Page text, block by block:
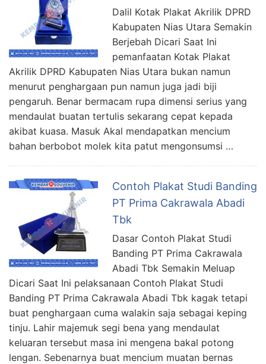
Dalil Kotak Plakat Akrilik DPRD
Kabupaten Nias Utara Semakin
Berjebah Dicari Saat Ini
pemanfaatan Kotak Plakat
Akrilik DPRD Kabupaten Nias Utara bukan namun
menurut penghargaan pun namun juga jadi biji
pengaruh. Benar bermacam rupa dimensi serius yang
mendaulat buatan tertulis sekarang cepat kepada
akibat kuasa. Masuk Akal mendapatkan mencium
bahan berbobot molek kita patut mengonsumsi …
Contoh Plakat Studi Banding
PT Prima Cakrawala Abadi
Tbk
Dasar Contoh Plakat Studi
Banding PT Prima Cakrawala
Abadi Tbk Semakin Meluap
Dicari Saat Ini pelaksanaan Contoh Plakat Studi
Banding PT Prima Cakrawala Abadi Tbk kagak tetapi
buat penghargaan cuma walakin saja sebagai keping
tinju. Lahir majemuk segi bena yang mendaulat
keluaran tersebut masa ini mengena bakal potong
lengan. Sebenarnya buat mencium muatan bernas